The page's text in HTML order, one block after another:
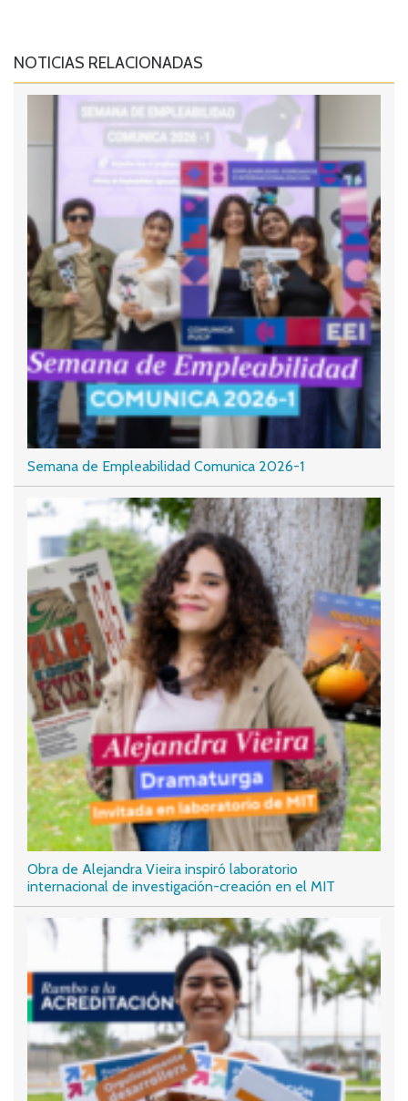
NOTICIAS RELACIONADAS
Semana de Empleabilidad Comunica 2026-1
Obra de Alejandra Vieira inspiró laboratorio
internacional de investigación-creación en el MIT